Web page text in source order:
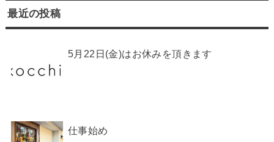
最近の投稿
5月22日(金)はお休みを頂きます
仕事始め